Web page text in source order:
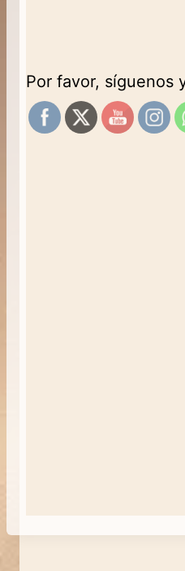
Por favor, síguenos